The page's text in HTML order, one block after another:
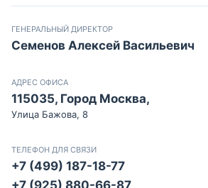
ГЕНЕРАЛЬНЫЙ ДИРЕКТОР
Семенов Алексей Васильевич
АДРЕС ОФИСА
115035, Город Москва,
Улица Бажова, 8
ТЕЛЕФОН ДЛЯ СВЯЗИ
+7 (499) 187-18-77
+7 (925) 880-66-87